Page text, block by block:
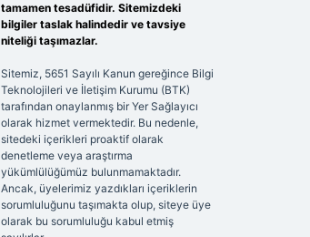
tamamen tesadüfidir. Sitemizdeki
bilgiler taslak halindedir ve tavsiye
niteliği taşımazlar.
Sitemiz, 5651 Sayılı Kanun gereğince Bilgi
Teknolojileri ve İletişim Kurumu (BTK)
tarafından onaylanmış bir Yer Sağlayıcı
olarak hizmet vermektedir. Bu nedenle,
sitedeki içerikleri proaktif olarak
denetleme veya araştırma
yükümlülüğümüz bulunmamaktadır.
Ancak, üyelerimiz yazdıkları içeriklerin
sorumluluğunu taşımakta olup, siteye üye
olarak bu sorumluluğu kabul etmiş